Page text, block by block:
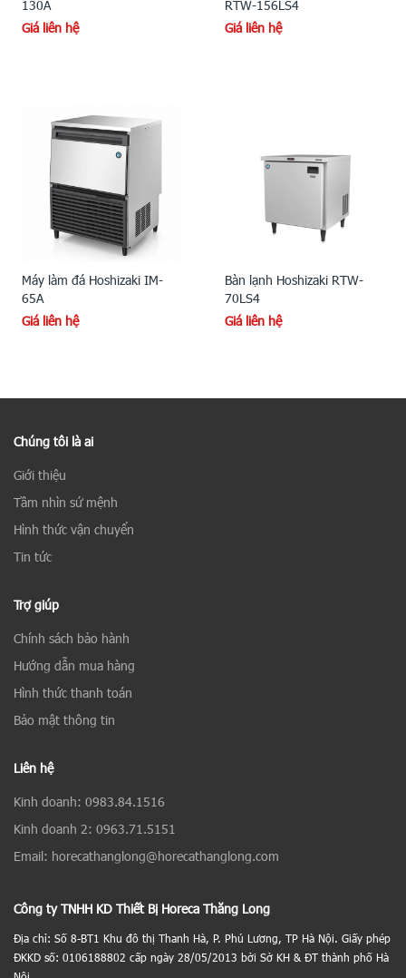
130A
Giá liên hệ
RTW-156LS4
Giá liên hệ
Máy làm đá Hoshizaki IM-
65A
Giá liên hệ
Bàn lạnh Hoshizaki RTW-
70LS4
Giá liên hệ
Chúng tôi là ai
Giới thiệu
Tầm nhìn sứ mệnh
Hình thức vận chuyển
Tin tức
Trợ giúp
Chính sách bảo hành
Hướng dẫn mua hàng
Hình thức thanh toán
Bảo mật thông tin
Liên hệ
Kinh doanh: 0983.84.1516
Kinh doanh 2: 0963.71.5151
Email: horecathanglong@horecathanglong.com
Công ty TNHH KD Thiết Bị Horeca Thăng Long
Địa chỉ: Số 8-BT1 Khu đô thị Thanh Hà, P. Phú Lương, TP Hà Nội. Giấy phép
ĐKKD số: 0106188802 cấp ngày 28/05/2013 bởi Sở KH & ĐT thành phố Hà